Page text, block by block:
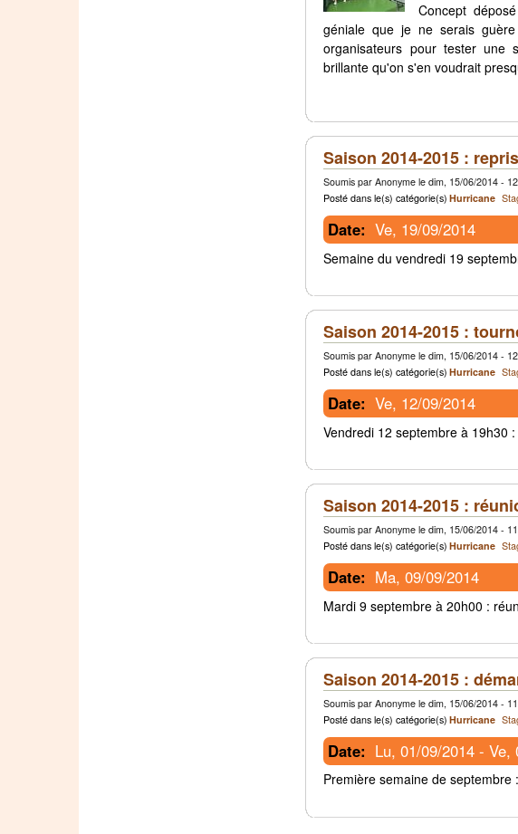
Concept
géniale que je ne serais
organisateurs pour tester une
brillante qu'on s'en voudrait
Saison 2014-2015 :
Soumis par Anonyme le dim, 15/06/2014 -
Posté dans le(s) catégorie(s) Hurricane
Date: Ve, 19/09/2014
Semaine du vendredi 19
Saison 2014-2015 :
Soumis par Anonyme le dim, 15/06/2014 -
Posté dans le(s) catégorie(s) Hurricane
Date: Ve, 12/09/2014
Vendredi 12 septembre à 19h30
Saison 2014-2015 :
Soumis par Anonyme le dim, 15/06/2014 -
Posté dans le(s) catégorie(s) Hurricane
Date: Ma, 09/09/2014
Mardi 9 septembre à 20h00 :
Saison 2014-2015 :
Soumis par Anonyme le dim, 15/06/2014 -
Posté dans le(s) catégorie(s) Hurricane
Date: Lu, 01/09/2014 -Ve,
Première semaine de